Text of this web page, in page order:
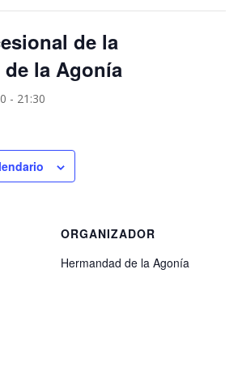
de la
la Agonía
- 21:30
ORGANIZADOR
Hermandad de la Agonía